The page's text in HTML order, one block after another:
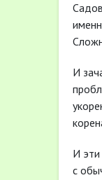
И
И эти
с